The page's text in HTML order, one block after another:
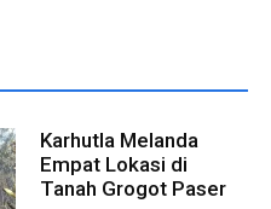
Karhutla Melanda
Empat Lokasi di
Tanah Grogot Paser